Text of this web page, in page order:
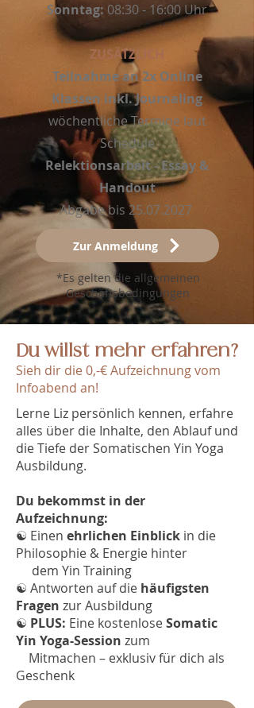
Sonntag: 08:30 - 16:00 Uhr
ZUSÄTZLICH
Teilnahme an 2x Online
Klassen inkl. Journaling
wöchentliche Termine laut
Schedule
Relektionsarbeit - Essay &
Handout
Abgabe bis 25.07.2027
Zur Anmeldung
*Es gelten die allgemeinen
Geschäftsbedingungen
Du willst mehr erfahren?
Sieh dir die 0,-€ Aufzeichnung vom
Infoabend an!
Lerne Liz persönlich kennen, erfahre
alles über die Inhalte, den Ablauf und
die Tiefe der Somatischen Yin Yoga
Ausbildung.
Du bekommst in der
Aufzeichnung:
☯︎ Einen ehrlichen Einblick in die
Philosophie & Energie hinter
dem Yin Training
☯︎ Antworten auf die häufigsten
Fragen zur Ausbildung
☯︎ PLUS: Eine kostenloseSomatic
Yin Yoga-Session zum
Mitmachen – exklusiv für dich als
Geschenk